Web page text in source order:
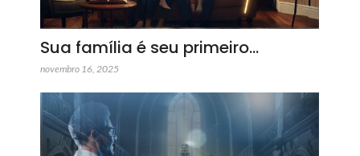
Sua família é seu primeiro…
novembro 16, 2025